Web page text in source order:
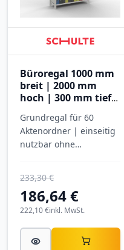
Büroregal 1000 mm
breit | 2000 mm
hoch | 300 mm tief |
Grundregal für 60
Aktenordner | einseitig
nutzbar ohne
186,64 €
233,30 €
inkl. MwSt.
222,10 €